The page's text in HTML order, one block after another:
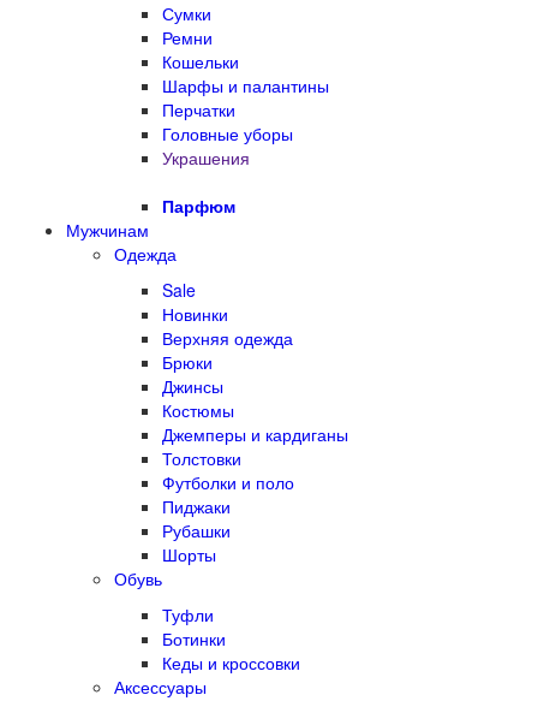
Сумки
Ремни
Кошельки
Шарфы и палантины
Перчатки
Головные уборы
Украшения
Парфюм
Мужчинам
Одежда
Sale
Новинки
Верхняя одежда
Брюки
Джинсы
Костюмы
Джемперы и кардиганы
Толстовки
Футболки и поло
Пиджаки
Рубашки
Шорты
Обувь
Туфли
Ботинки
Кеды и кроссовки
Аксессуары